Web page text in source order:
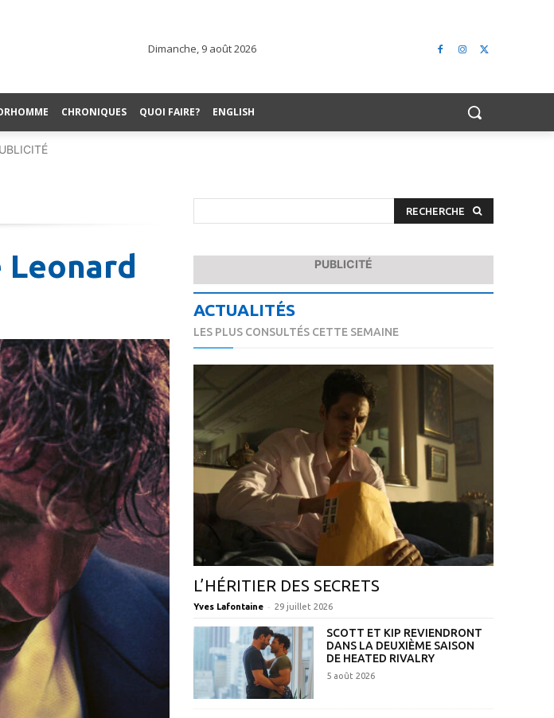
Dimanche, 9 août 2026
CHRONIQUES QUOI FAIRE? ENGLISH
RECHERCHE
PUBLICITÉ
ACTUALITÉS
LES PLUS CONSULTÉS CETTE SEMAINE
L’HÉRITIER DES SECRETS
Yves Lafontaine - 29 juillet 2026
SCOTT ET KIP REVIENDRONT
DANS LA DEUXIÈME SAISON
DE HEATED RIVALRY
5 août 2026